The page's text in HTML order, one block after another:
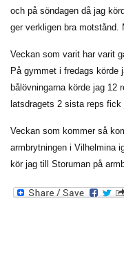
och på söndagen då jag
ger verkligen bra motstånd.
Veckan som varit har varit
På gymmet i fredags körde
bålövningarna körde jag 12
latsdragets 2 sista reps
Veckan som kommer så
armbrytningen i Vilhelmina
kör jag till Storuman på